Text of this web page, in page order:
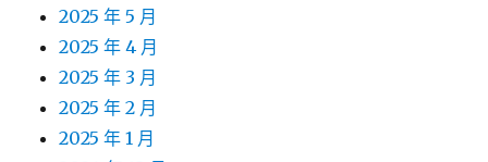
2025 年 5 月
2025 年 4 月
2025 年 3 月
2025 年 2 月
2025 年 1 月